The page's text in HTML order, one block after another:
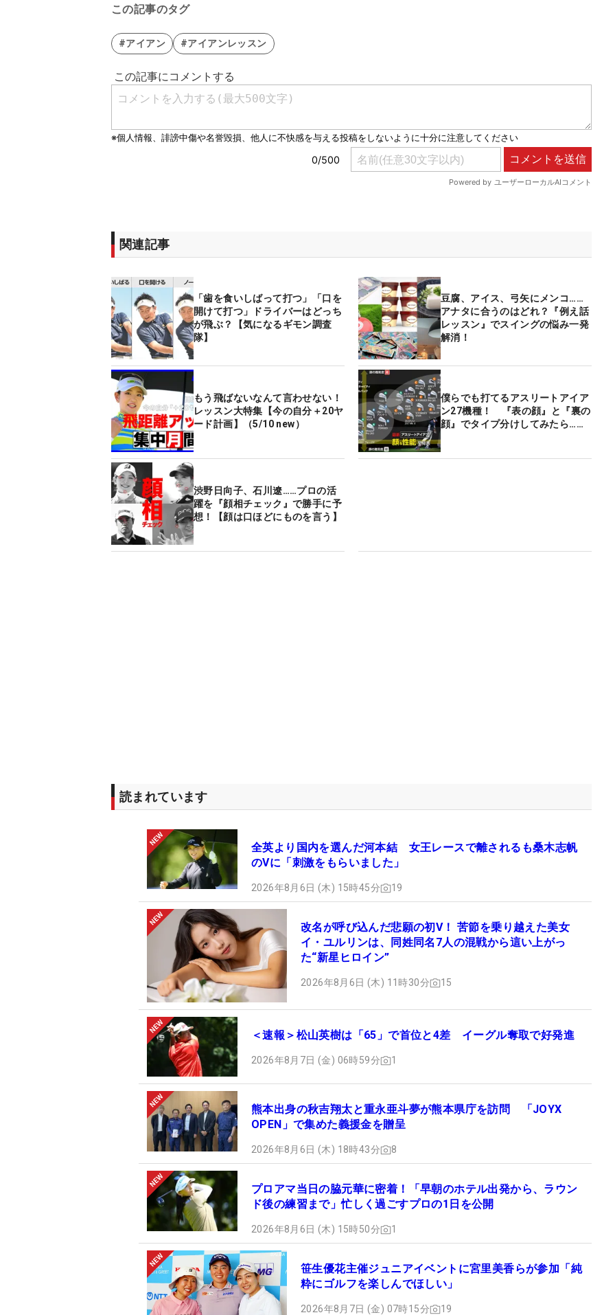
この記事のタグ
#アイアン #アイアンレッスン
関連記事
「歯を食いしばって打つ」「口を
開けて打つ」ドライバーはどっち
が飛ぶ？【気になるギモン調査
隊】
豆腐、アイス、弓矢にメンコ……
アナタに合うのはどれ？『例え話
レッスン』でスイングの悩み一発
解消！
もう飛ばないなんて言わせない！
レッスン大特集【今の自分＋20ヤ
ード計画】（5/10 new）
僕らでも打てるアスリートアイア
ン27機種！ 『表の顔』と『裏の
顔』でタイプ分けしてみたら……
渋野日向子、石川遼……プロの活
躍を『顔相チェック』で勝手に予
想！【顔は口ほどにものを言う】
読まれています
全英より国内を選んだ河本結 女王レースで離されるも桑木志帆
のVに「刺激をもらいました」
2026年8月6日 (木) 15時45分 19
改名が呼び込んだ悲願の初V！ 苦節を乗り越えた美女
イ・ユルリンは、同姓同名7人の混戦から這い上がっ
た“新星ヒロイン”
2026年8月6日 (木) 11時30分 15
＜速報＞松山英樹は「65」で首位と4差 イーグル奪取で好発進
2026年8月7日 (金) 06時59分 1
熊本出身の秋吉翔太と重永亜斗夢が熊本県庁を訪問 「JOYX
OPEN」で集めた義援金を贈呈
2026年8月6日 (木) 18時43分 8
プロアマ当日の脇元華に密着！「早朝のホテル出発から、ラウン
ド後の練習まで」忙しく過ごすプロの1日を公開
2026年8月6日 (木) 15時50分 1
笹生優花主催ジュニアイベントに宮里美香らが参加「純
粋にゴルフを楽しんでほしい」
2026年8月7日 (金) 07時15分 19